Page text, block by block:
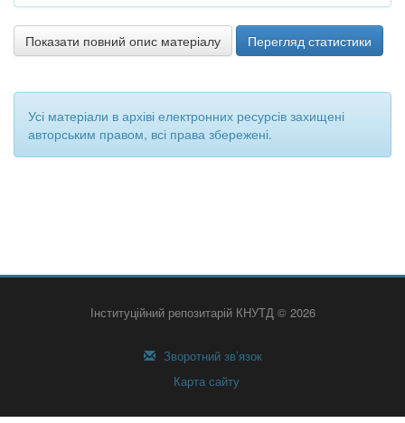
Показати повний опис матеріалу Перегляд статистики
Усі матеріали в архіві електронних ресурсів захищені
авторським правом, всі права збережені.
Інституційний репозитарій КНУТД © 2026
Зворотний зв’язок
Карта сайту